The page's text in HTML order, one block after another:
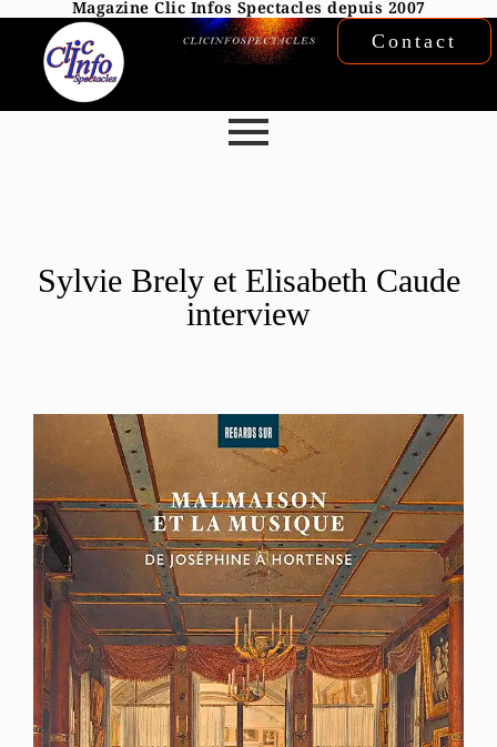
Magazine Clic Infos Spectacles depuis 2007
Contact
Sylvie Brely et Elisabeth Caude
interview